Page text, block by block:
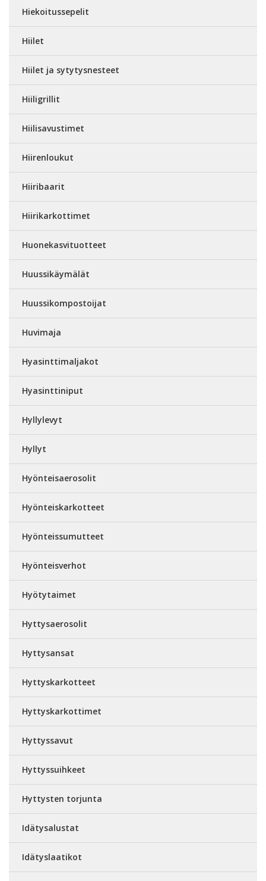
Hiekoitussepelit
Hiilet
Hiilet ja sytytysnesteet
Hiiligrillit
Hiilisavustimet
Hiirenloukut
Hiiribaarit
Hiirikarkottimet
Huonekasvituotteet
Huussikäymälät
Huussikompostoijat
Huvimaja
Hyasinttimaljakot
Hyasinttiniput
Hyllylevyt
Hyllyt
Hyönteisaerosolit
Hyönteiskarkotteet
Hyönteissumutteet
Hyönteisverhot
Hyötytaimet
Hyttysaerosolit
Hyttysansat
Hyttyskarkotteet
Hyttyskarkottimet
Hyttyssavut
Hyttyssuihkeet
Hyttysten torjunta
Idätysalustat
Idätyslaatikot